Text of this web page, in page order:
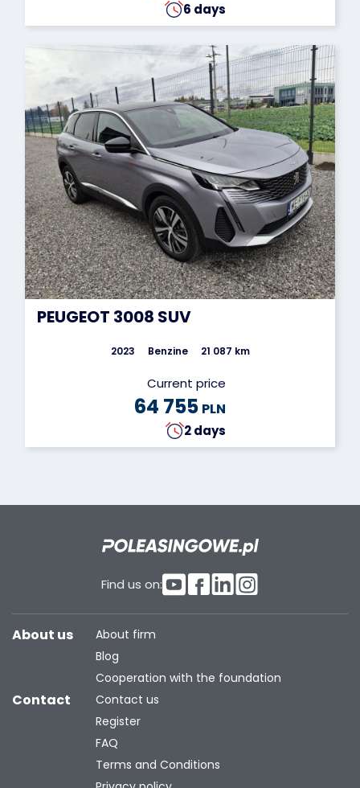
6 days
PEUGEOT 3008 SUV
2023 Benzine 21 087 km
Current price
64 755 PLN
2 days
Find us on:
About us
About firm
Blog
Cooperation with the foundation
Contact
Contact us
Register
FAQ
Terms and Conditions